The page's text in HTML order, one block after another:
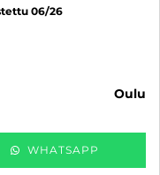
06/26
oulu
WHATSAPP